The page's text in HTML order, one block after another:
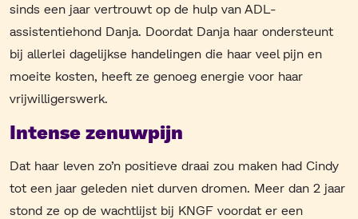
sinds een jaar vertrouwt op de hulp van ADL-
assistentiehond Danja. Doordat Danja haar ondersteunt
bij allerlei dagelijkse handelingen die haar veel pijn en
moeite kosten, heeft ze genoeg energie voor haar
vrijwilligerswerk.
Intense zenuwpijn
Dat haar leven zo’n positieve draai zou maken had Cindy
tot een jaar geleden niet durven dromen. Meer dan 2 jaar
stond ze op de wachtlijst bij KNGF voordat er een